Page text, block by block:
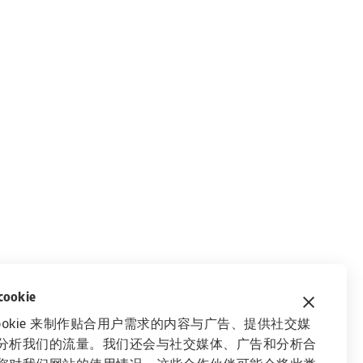
来制作贴合用户需求的内容与广告、提供社交媒
析我们的流量。我们还会与社交媒体、广告和分析合